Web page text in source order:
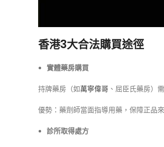
香港3大合法購買途徑
實體藥房購買
持牌藥房（如萬寧偉哥 、屈臣氏藥房）
優勢：藥劑師當面指導用藥，保障正品來
診所取得處方